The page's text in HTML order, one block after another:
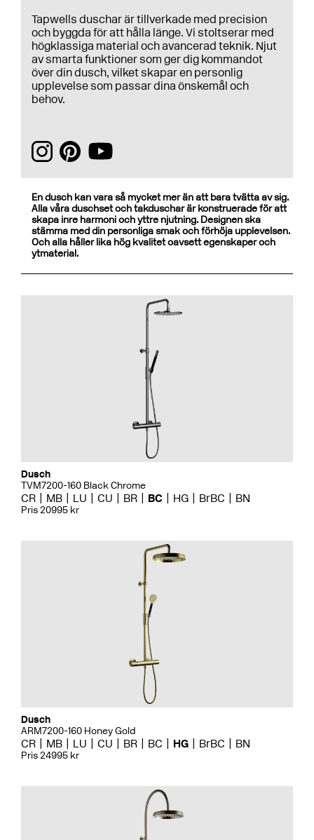
Tapwells duschar är tillverkade med precision
och byggda för att hålla länge. Vi stoltserar med
högklassiga material och avancerad teknik. Njut
av smarta funktioner som ger dig kommandot
över din dusch, vilket skapar en personlig
upplevelse som passar dina önskemål och
behov.
En dusch kan vara så mycket mer än att bara tvätta av sig.
Alla våra duschset och takduschar är konstruerade för att
skapa inre harmoni och yttre njutning. Designen ska
stämma med din personliga smak och förhöja upplevelsen.
Och alla håller lika hög kvalitet oavsett egenskaper och
ytmaterial.
Dusch
TVM7200-160 Black Chrome
CR MB LU CU BR BC HG BrBC BN
Pris 20995 kr
Dusch
ARM7200-160 Honey Gold
CR MB LU CU BR BC HG BrBC BN
Pris 24995 kr